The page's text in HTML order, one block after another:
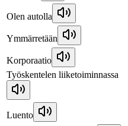
Olen autolla
Ymmärretään
Korporaatio
Työskentelen liiketoiminnassa
Luento